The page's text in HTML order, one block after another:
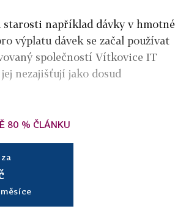
starosti například dávky v hmotné
výplatu dávek se začal používat
společností Vítkovice IT
nezajišťují jako dosud
80 % ČLÁNKU